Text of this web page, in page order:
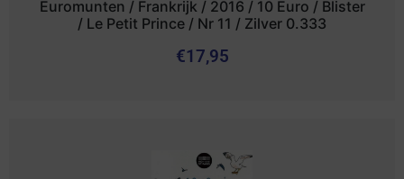
Euromunten / Frankrijk / 2016 / 10 Euro / Blister
/ Le Petit Prince / Nr 11 / Zilver 0.333
€17,95